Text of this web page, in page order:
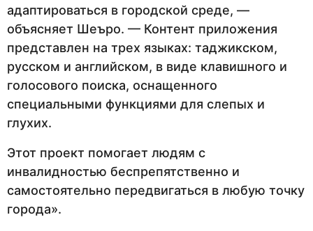
адаптироваться в городской среде, —
объясняет Шеъро. — Контент приложения
представлен на трех языках: таджикском,
русском и английском, в виде клавишного и
голосового поиска, оснащенного
специальными функциями для слепых и
глухих.
Этот проект помогает людям с
инвалидностью беспрепятственно и
самостоятельно передвигаться в любую точку
города».